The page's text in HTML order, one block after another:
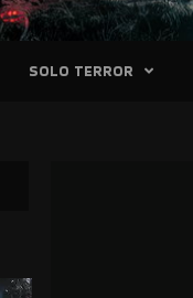
SOLO TERROR